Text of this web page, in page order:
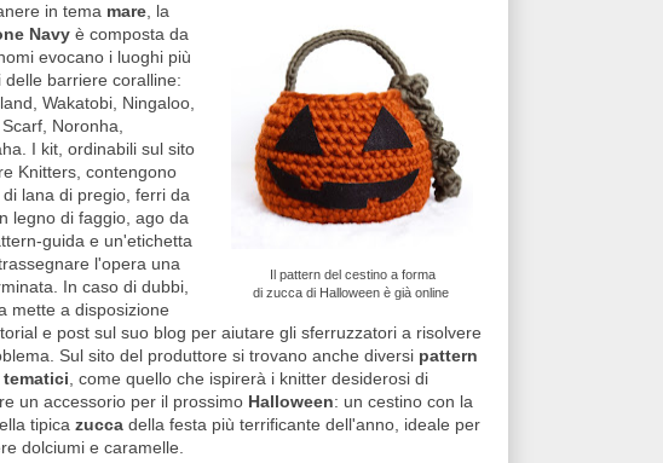
Il pattern del cestino a forma
di zucca di Halloween è già online
in tema mare, la
Navy è composta da
evocano i luoghi più
delle barriere coralline:
Wakatobi, Ningaloo,
Noronha,
I kit, ordinabili sul sito
Knitters, contengono
lana di pregio, ferri da
legno di faggio, ago da
guida e un'etichetta
l'opera una
In caso di dubbi,
mette a disposizione
e post sul suo blog per aiutare gli sferruzzatori a risolvere
Sul sito del produttore si trovano anche diversi pattern
, come quello che ispirerà i knitter desiderosi di
un accessorio per il prossimo Halloween: un cestino con la
tipica zucca della festa più terrificante dell'anno, ideale per
dolciumi e caramelle.